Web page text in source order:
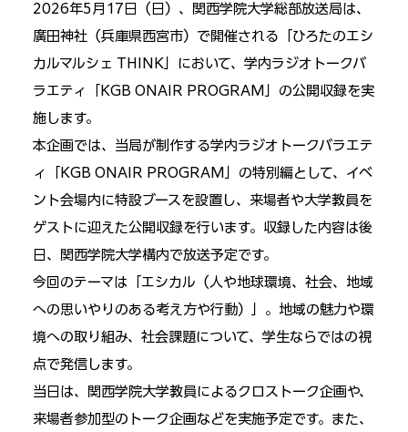
2026年5月17日（日）、関西学院大学総部放送局は、
廣田神社（兵庫県西宮市）で開催される「ひろたのエシ
カルマルシェ THINK」において、学内ラジオトークバ
ラエティ「KGB ONAIR PROGRAM」の公開収録を実
施します。
本企画では、当局が制作する学内ラジオトークバラエテ
ィ「KGB ONAIR PROGRAM」の特別編として、イベ
ント会場内に特設ブースを設置し、来場者や大学教員を
ゲストに迎えた公開収録を行います。収録した内容は後
日、関西学院大学構内で放送予定です。
今回のテーマは「エシカル（人や地球環境、社会、地域
への思いやりのある考え方や行動）」。地域の魅力や環
境への取り組み、社会課題について、学生ならではの視
点で発信します。
当日は、関西学院大学教員によるクロストーク企画や、
来場者参加型のトーク企画などを実施予定です。また、